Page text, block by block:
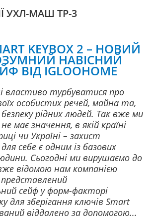
УХЛ-МАШ ТР-3
KEYBOX 2 – НОВИЙ
НАВІСНИЙ
ВІД IGLOOHOME
властиво турбуватися про
особистих речей, майна та,
рідних людей. Так вже ми
має значення, в якій країні
чи Україні – захист
себе є одним із базових
Сьогодні ми вирушаємо до
відомою нам компанією
сейф у форм-факторі
для зберігання ключів Smart
віддалено за допомогою...